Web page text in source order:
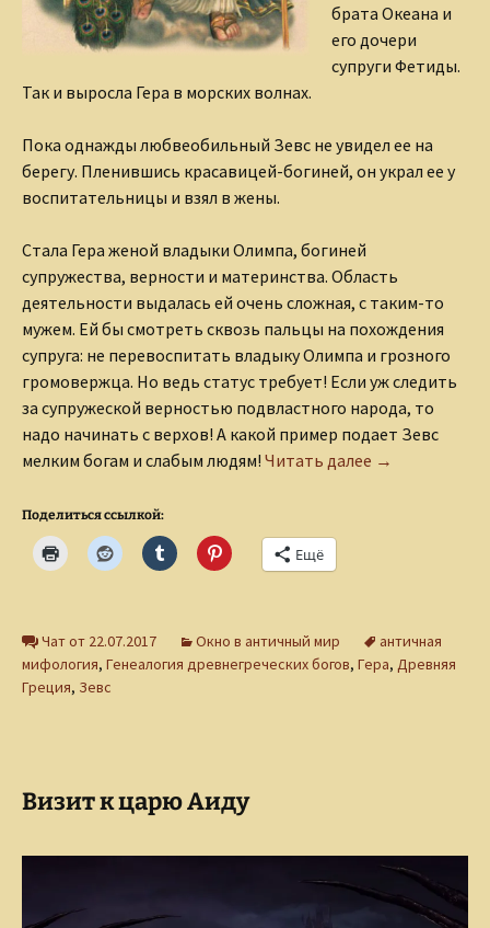
брата Океана и
его дочери
супруги Фетиды.
Так и выросла Гера в морских волнах.
Пока однажды любвеобильный Зевс не увидел ее на
берегу. Пленившись красавицей-богиней, он украл ее у
воспитательницы и взял в жены.
Стала Гера женой владыки Олимпа, богиней
супружества, верности и материнства. Область
деятельности выдалась ей очень сложная, с таким-то
мужем. Ей бы смотреть сквозь пальцы на похождения
супруга: не перевоспитать владыку Олимпа и грозного
громовержца. Но ведь статус требует! Если уж следить
за супружеской верностью подвластного народа, то
надо начинать с верхов! А какой пример подает Зевс
мелким богам и слабым людям! Читать далее Ревность
→
Поделиться ссылкой:
Ещё
Чат от 22.07.2017 Окно в античный мир
античная
мифология, Генеалогия древнегреческих богов, Гера, Древняя
Греция, Зевс
Визит к царю Аиду